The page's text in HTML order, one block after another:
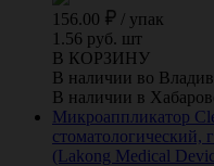
156.00 / упак
1.56 руб. шт
В КОРЗИНУ
В наличии во
В наличии в
Микроаппликатор
стоматологический,
(Lakong Medical